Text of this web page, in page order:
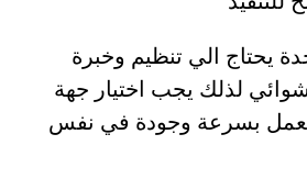
يحتاج الي تنظيم وخبرة
لذلك يجب اختيار جهة
بسرعة وجودة في نفس